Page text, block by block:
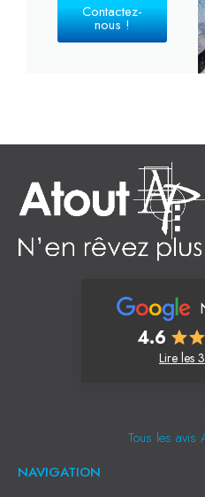
Contactez-
nous !
4.6
Lire les
Tous les avis
NAVIGATION